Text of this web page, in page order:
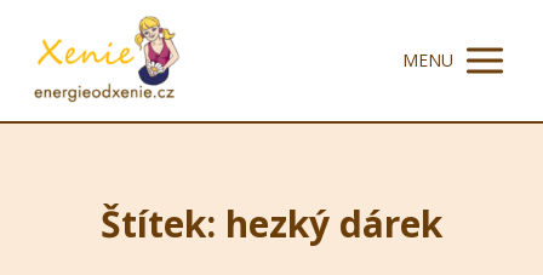
MENU
Štítek: hezký dárek